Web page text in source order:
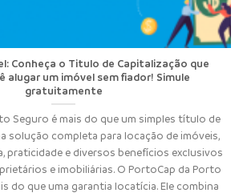
Conheça o Titulo de Capitalização que
alugar um imóvel sem fiador! Simule
gratuitamente
Seguro é mais do que um simples título de
solução completa para locação de imóveis,
praticidade e diversos benefícios exclusivos
e imobiliárias. O PortoCap da Porto
do que uma garantia locatícia. Ele combina